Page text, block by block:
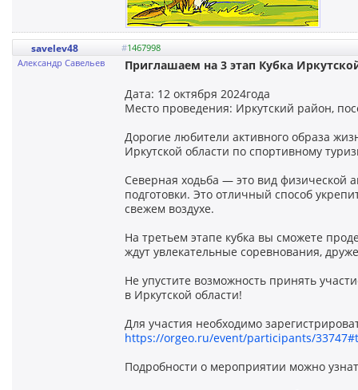
savelev48 #1467998
Александр Савельев
Приглашаем на 3 этап Кубка
Дата: 12 октября 2024года
Место проведения: Иркутский район,
Дорогие любители активного образа
Иркутской области по спортивному
Северная ходьба — это вид физической
подготовки. Это отличный способ
свежем воздухе.
На третьем этапе кубка вы сможете
ждут увлекательные соревнования,
Не упустите возможность принять
в Иркутской области!
Для участия необходимо
https://orgeo.ru/event/participants/
Подробности о мероприятии можно